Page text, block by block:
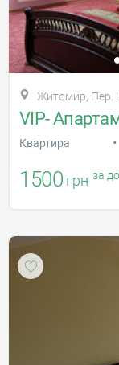
Житомир, Пер.
VIP-
Квартира •
1500 грн за